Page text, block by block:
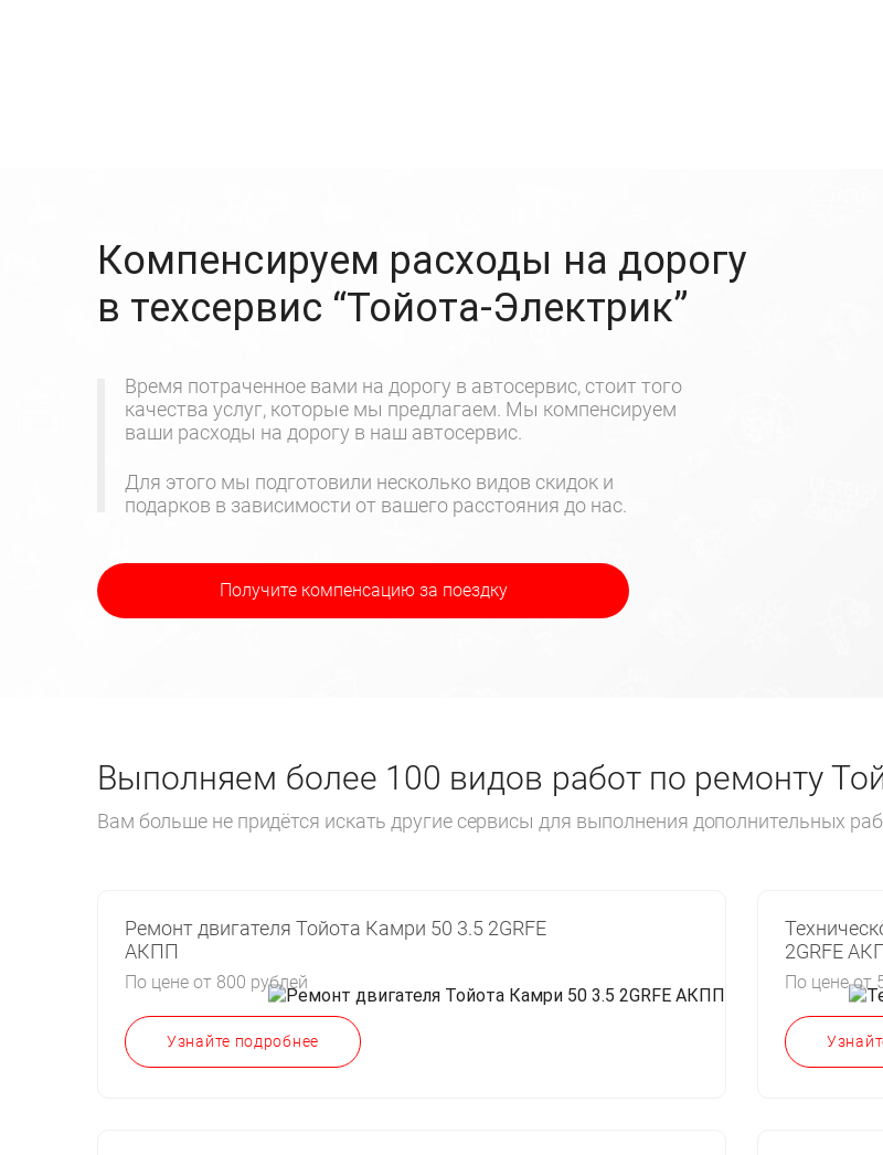
Компенсируем расходы на дорогу
в техсервис “Тойота-Электрик”
Время потраченное вами на дорогу в автосервис, стоит того
качества услуг, которые мы предлагаем. Мы компенсируем
ваши расходы на дорогу в наш автосервис.
Для этого мы подготовили несколько видов скидок и
подарков в зависимости от вашего расстояния до нас.
Получите компенсацию за поездку
Выполняем более 100 видов работ по ремонту
Вам больше не придётся искать другие сервисы для выполнения дополнительных
Ремонт двигателя Тойота Камри 50 3.5 2GRFE
АКПП
По цене от 800 рублей
Узнайте подробнее
2GRFE
По цене от